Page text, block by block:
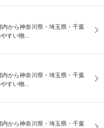
から神奈川県・埼玉県・千葉
すい物...
から神奈川県・埼玉県・千葉
すい物...
から神奈川県・埼玉県・千葉